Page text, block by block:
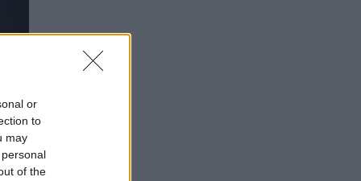
or
to
may
of the